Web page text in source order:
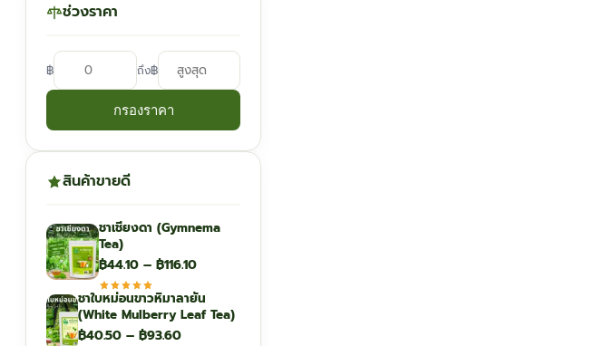
ช่วงราคา
฿ ถึง฿
กรองราคา
สินค้าขายดี
ชาเชียงดา (Gymnema
Tea)
฿44.10 – ฿116.10Price
฿44.10
through
ชาใบหม่อนขาวหิมาลายัน
(White Mulberry Leaf Tea)
฿40.50 – ฿93.60Price